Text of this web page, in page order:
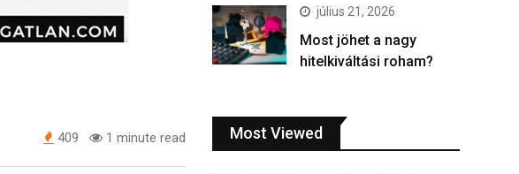
409 1 minute read
július 21, 2026
Most jöhet a nagy
hitelkiváltási roham?
Most Viewed